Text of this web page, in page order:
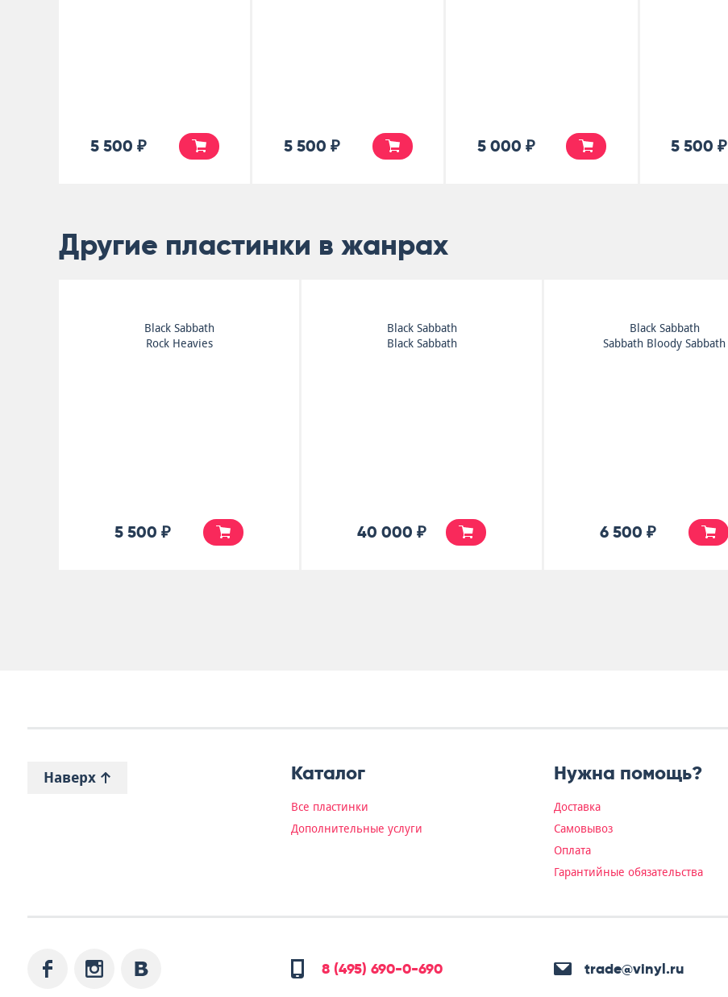
5 500 ₽ 5 500 ₽ 5 000 ₽ 5 500 ₽
Другие пластинки в жанрах
Black Sabbath
Rock Heavies
5 500 ₽
Black Sabbath
Black Sabbath
40 000 ₽
Black Sabbath
Sabbath Bloody Sabbath
6 500 ₽
Наверх Каталог
Все пластинки
Дополнительные услуги
Нужна помощь?
Доставка
Самовывоз
Оплата
Гарантийные обязательства
8 (495) 690-0-690 trade@vinyl.ru